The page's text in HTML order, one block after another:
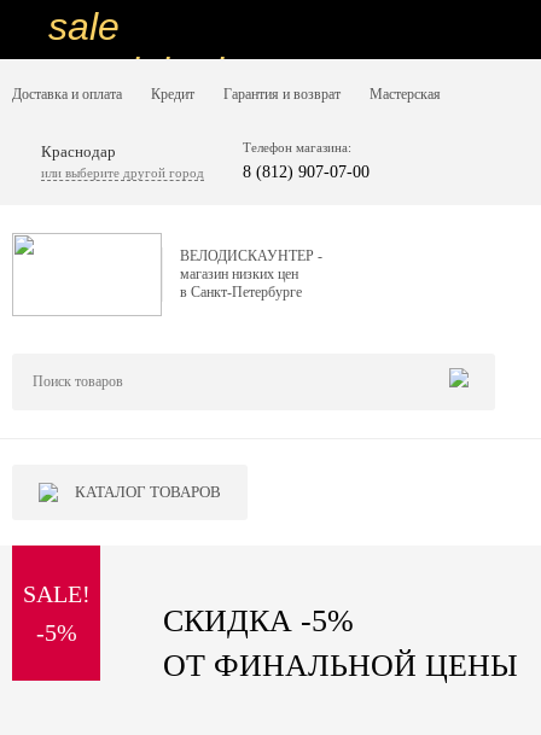
sale
special price
ну очень
вот дешево
sale
sale
special price
Доставка и оплата Кредит Гарантия и возврат Мастерская
Краснодар
или выберите другой город
Телефон магазина:
8 (812) 907-07-00
ВЕЛОДИСКАУНТЕР -
магазин низких цен
в Санкт-Петербурге
КАТАЛОГ ТОВАРОВ
SALE!
-5%
СКИДКА -5%
ОТ ФИНАЛЬНОЙ ЦЕНЫ